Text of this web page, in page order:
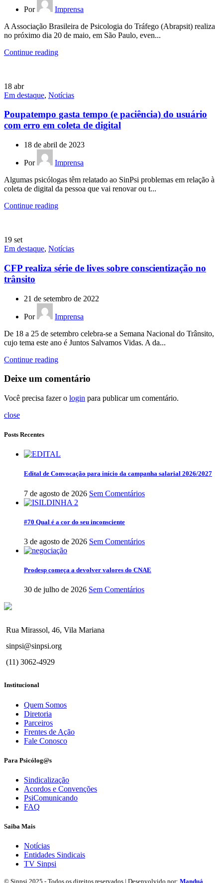
Por
Imprensa
A Associação Brasileira de Psicologia do Tráfego (Abrapsit) realiza
no próximo dia 20 de maio, em São Paulo, even...
Continue reading
18 abr
Em destaque, Notícias
Poupatempo gasta tempo (e paciência) do usuário
com erro em coleta de digital
18 de abril de 2023
Por
Imprensa
Algumas psicólogas têm relatado ao SinPsi problemas em relação à
coleta de digital da pessoa que vai renovar ou t...
Continue reading
19 set
Em destaque, Notícias
CFP realiza série de lives sobre conscientização no
trânsito
21 de setembro de 2022
Por
Imprensa
De 18 a 25 de setembro celebra-se a Semana Nacional do Trânsito,
cujo tema este ano é Juntos Salvamos Vidas. A da...
Continue reading
Deixe um comentário
Você precisa fazer o login para publicar um comentário.
close
Posts Recentes
Edital de Convocação para início da campanha salarial 2026/2027
7 de agosto de 2026 Sem Comentários
#70 Qual é a cor do seu inconsciente
3 de agosto de 2026 Sem Comentários
Prodesp começa a devolver valores do CNAE
30 de julho de 2026 Sem Comentários
Rua Mirassol, 46, Vila Mariana
sinpsi@sinpsi.org
(11) 3062-4929
Institucional
Quem Somos
Diretoria
Parceiros
Frentes de Ação
Fale Conosco
Para Psicólog@s
Sindicalização
Acordos e Convenções
PsiComunicando
FAQ
Saiba Mais
Notícias
Entidades Sindicais
TV Sinpsi
© Sinpsi 2025 - Todos os direitos reservados | Desenvolvido por: Manduá